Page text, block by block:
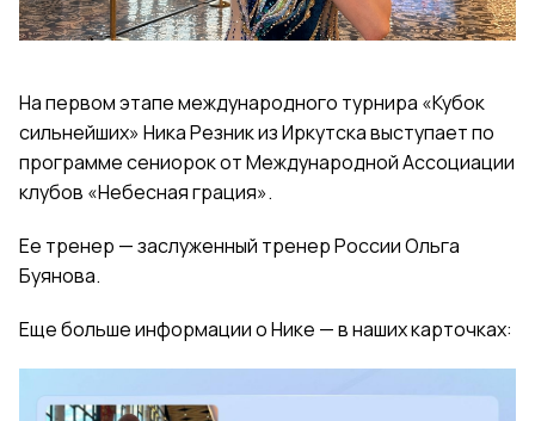
На первом этапе международного турнира «Кубок
сильнейших» Ника Резник из Иркутска выступает по
программе сениорок от Международной Ассоциации
клубов «Небесная грация».
Ее тренер — заслуженный тренер России Ольга
Буянова.
Еще больше информации о Нике — в наших карточках: